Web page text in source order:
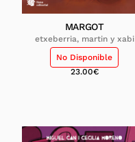
MARGOT
etxeberria, martin y xabi
No Disponible
23.00€